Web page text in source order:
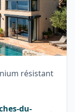
résistant
du-